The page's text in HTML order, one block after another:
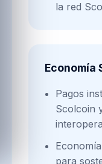
la red
Economía
Pagos
Scolcoin
para